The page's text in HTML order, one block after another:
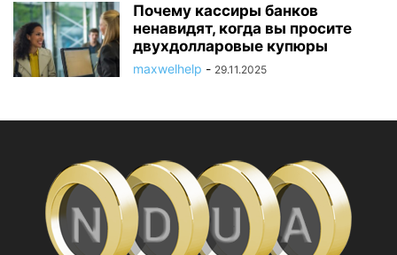
Почему кассиры банков
ненавидят, когда вы просите
двухдолларовые купюры
maxwelhelp - 29.11.2025